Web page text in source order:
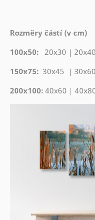
Rozměry částí (v cm)
100x50: 20x30 |
150x75: 30x45 |
200x100: 40x60 |